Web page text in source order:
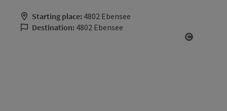
Starting place: 4802 Ebensee
Destination: 4802 Ebensee